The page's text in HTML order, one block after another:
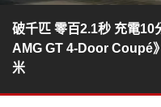
破千匹 零百2.1秒 充電
AMG GT 4-Door Coupé
米